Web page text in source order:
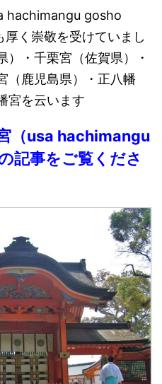
hachimangu gosho
く崇敬を受けていまし
・千栗宮（佐賀県）・
（鹿児島県）・正八幡
宮を云います
（usa hachimangu
記事をご覧くださ